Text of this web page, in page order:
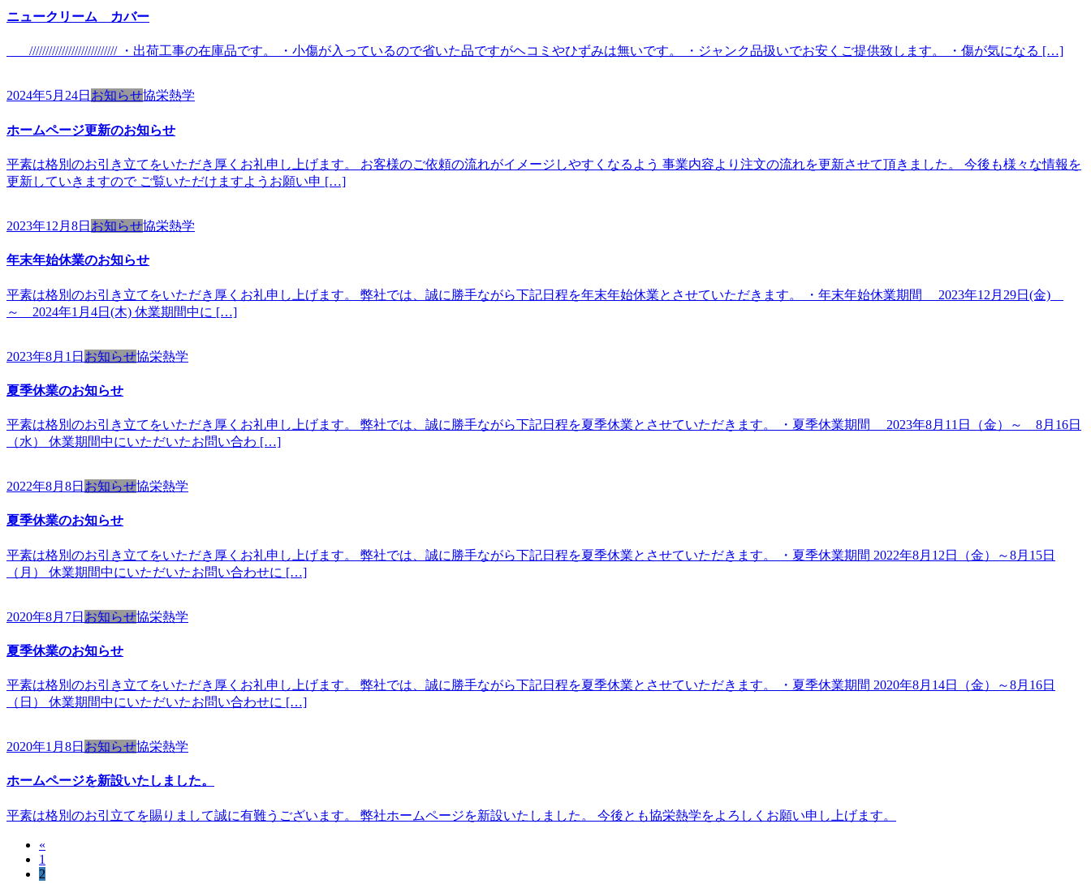
ニュークリーム カバー
/////////////////////////// ・出荷工事の在庫品です。 ・小傷が入っているので省いた品ですがヘコミやひずみは無いです。 ・ジャンク品扱いでお安くご提供致します。 ・傷が気になる […]
2024年5月24日 お知らせ協栄熱学
ホームページ更新のお知らせ
平素は格別のお引き立てをいただき厚くお礼申し上げます。 お客様のご依頼の流れがイメージしやすくなるよう 事業内容より注文の流れを更新させて頂きました。 今後も様々な情報を
更新していきますので ご覧いただけますようお願い申 […]
2023年12月8日 お知らせ協栄熱学
年末年始休業のお知らせ
平素は格別のお引き立てをいただき厚くお礼申し上げます。 弊社では、誠に勝手ながら下記日程を年末年始休業とさせていただきます。 ・年末年始休業期間 2023年12月29日(金)
～ 2024年1月4日(木) 休業期間中に […]
2023年8月1日 お知らせ協栄熱学
夏季休業のお知らせ
平素は格別のお引き立てをいただき厚くお礼申し上げます。 弊社では、誠に勝手ながら下記日程を夏季休業とさせていただきます。 ・夏季休業期間 2023年8月11日（金）～ 8月16日
（水） 休業期間中にいただいたお問い合わ […]
2022年8月8日 お知らせ協栄熱学
夏季休業のお知らせ
平素は格別のお引き立てをいただき厚くお礼申し上げます。 弊社では、誠に勝手ながら下記日程を夏季休業とさせていただきます。 ・夏季休業期間 2022年8月12日（金）～8月15日
（月） 休業期間中にいただいたお問い合わせに […]
2020年8月7日 お知らせ協栄熱学
夏季休業のお知らせ
平素は格別のお引き立てをいただき厚くお礼申し上げます。 弊社では、誠に勝手ながら下記日程を夏季休業とさせていただきます。 ・夏季休業期間 2020年8月14日（金）～8月16日
（日） 休業期間中にいただいたお問い合わせに […]
2020年1月8日 お知らせ協栄熱学
ホームページを新設いたしました。
平素は格別のお引立てを賜りまして誠に有難うございます。 弊社ホームページを新設いたしました。 今後とも協栄熱学をよろしくお願い申し上げます。
«
ペ
ー
1
ペ
2